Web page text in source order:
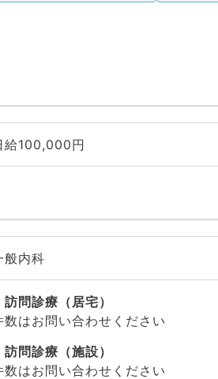
給100,000円
般内科
訪問診療（居宅）
数はお問い合わせください
訪問診療（施設）
数はお問い合わせください